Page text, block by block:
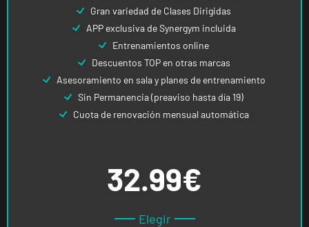
Gran variedad de Clases Dirigidas
APP exclusiva de Synergym incluida
Entrenamientos online
Descuentos TOP en otras marcas
Asesoramiento en sala y planes de entrenamiento
Sin Permanencia (preaviso hasta día 19)
Cuota de renovación mensual automática
32.99€
Elegir